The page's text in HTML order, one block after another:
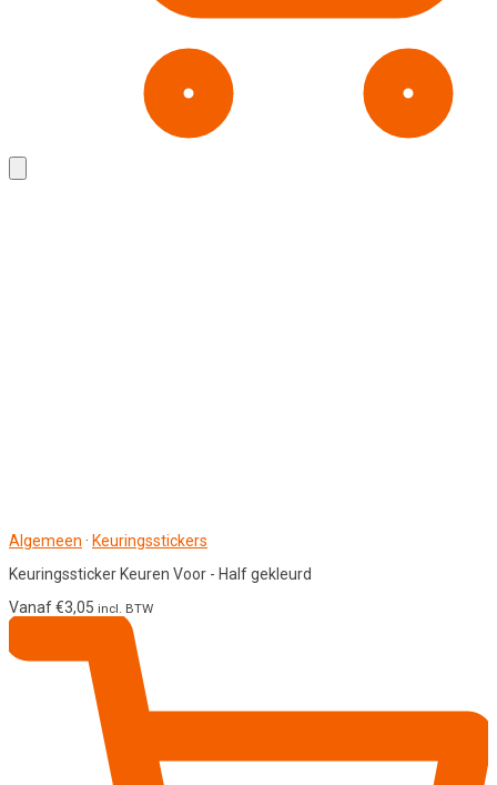
Algemeen · Keuringsstickers
Keuringssticker Keuren Voor - Half gekleurd
Vanaf€3,05 incl. BTW